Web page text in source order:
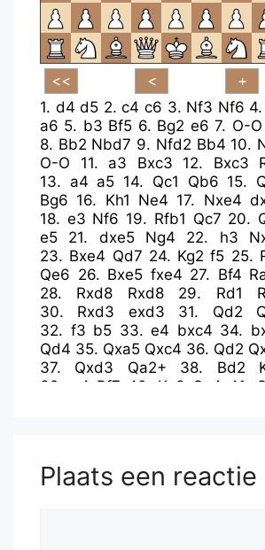
1. d4 d5 2.c4 c6 3. Nf3 Nf6
a6 5. b3 Bf5 6. Bg2 e6 7. O-O
8. Bb2 Nbd7 9. Nfd2 Bb4 10.
O-O
11. a3 Bxc3 12. Bxc3
13. a4 a5 14. Qc1 Qb6 15.
Bg6 16. Kh1 Ne4 17. Nxe4
18. e3 Nf6 19. Rfb1 Qc7 20.
e5
21. dxe5 Ng4 22. h3
23. Bxe4 Qd7 24. Kg2 f5 25.
Qe6 26. Bxe5 fxe4 27. Bf4
28. Rxd8 Rxd8 29. Rd1
30. Rxd3 exd3 31. Qd2
32. f3 b5 33.e4 bxc4 34.
Qd4 35. Qxa5 Qxc4 36. Qd2
37. Qxd3 Qa2+ 38. Bd2
39.
g4 Bf7 40. Kg3 Qc4 41.
Plaats een reactie